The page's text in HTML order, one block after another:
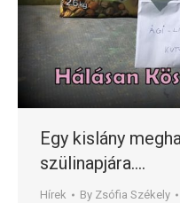
Egy kislány
szülinapjára….
Hírek By Zsófia Székely